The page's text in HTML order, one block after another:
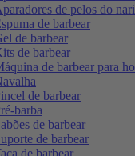
de pelos do
de barbear
de barbear
de barbear
de barbear para
de barbear
barba
de barbear
de barbear
de barbear